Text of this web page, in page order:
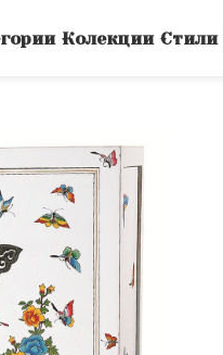
Колекции Стили